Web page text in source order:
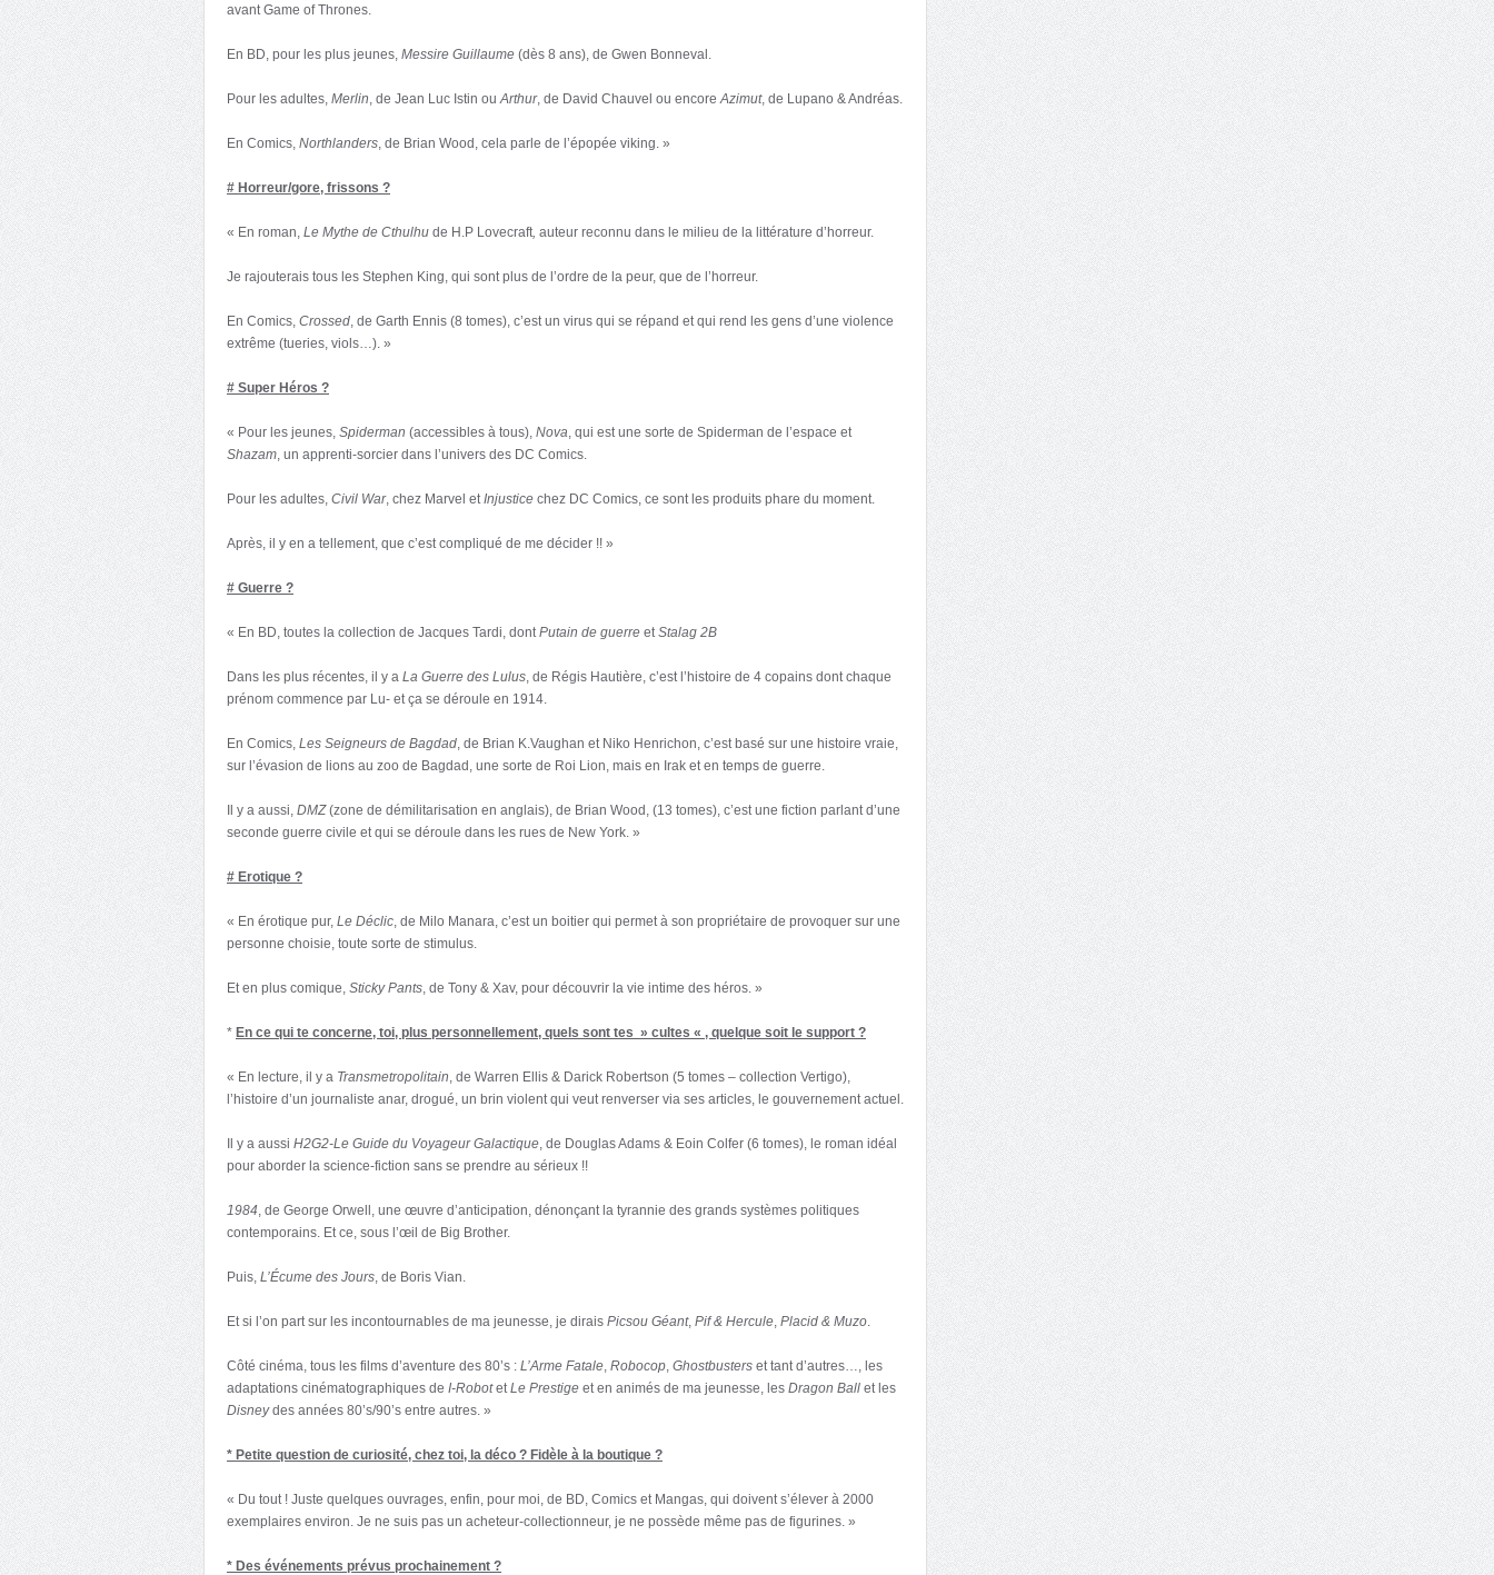
avant Game of Thrones.
En BD, pour les plus jeunes, Messire Guillaume (dès 8 ans), de Gwen Bonneval.
Pour les adultes, Merlin , de Jean Luc Istin ou Arthur, de David Chauvel ou encore Azimut, de Lupano & Andréas.
En Comics, Northlanders , de Brian Wood, cela parle de l’épopée viking. »
# Horreur/gore, frissons ?
« En roman, Le Mythe de Cthulhu de H.P Lovecraft auteur reconnu dans le milieu de la littérature d’horreur.
Je rajouterais tous les Stephen King, qui sont plus de l’ordre de la peur, que de l’horreur.
En Comics, Crossed , de Garth Ennis (8 tomes), c’est un virus qui se répand et qui rend les gens d’une violence
extrême (tueries, viols…). »
# Super Héros ?
« Pour les jeunes, Spiderman (accessibles à tous), Nova , qui est une sorte de Spiderman de l’espace et
Shazam , un apprenti-sorcier dans l’univers des DC Comics.
Pour les adultes, Civil War, chez Marvel et Injustice chez DC Comics, ce sont les produits phare du moment.
Après, il y en a tellement, que c’est compliqué de me décider !! »
# Guerre ?
« En BD, toutes la collection de Jacques Tardi, dont Putain de guerre et Stalag 2B
Dans les plus récentes, il y a La Guerre des Lulus , de Régis Hautière, c’est l’histoire de 4 copains dont chaque
prénom commence par Lu- et ça se déroule en 1914.
En Comics, Les Seigneurs de Bagdad , de Brian K.Vaughan et Niko Henrichon, c’est basé sur une histoire vraie,
sur l’évasion de lions au zoo de Bagdad, une sorte de Roi Lion, mais en Irak et en temps de guerre.
Il y a aussi, DMZ(zone de démilitarisation en anglais), de Brian Wood, (13 tomes), c’est une fiction parlant d’une
seconde guerre civile et qui se déroule dans les rues de New York. »
# Erotique ?
« En érotique pur, Le Déclic , de Milo Manara, c’est un boitier qui permet à son propriétaire de provoquer sur une
personne choisie, toute sorte de stimulus.
Et en plus comique, Sticky Pants , de Tony & Xav, pour découvrir la vie intime des héros. »
* En ce qui te concerne, toi, plus personnellement, quels sont tes » cultes « , quelque soit le support ?
« En lecture, il y a Transmetropolitain , de Warren Ellis & Darick Robertson (5 tomes – collection Vertigo),
l’histoire d’un journaliste anar, drogué, un brin violent qui veut renverser via ses articles, le gouvernement actuel.
Il y a aussi H2G2-Le Guide du Voyageur Galactique , de Douglas Adams & Eoin Colfer (6 tomes), le roman idéal
pour aborder la science-fiction sans se prendre au sérieux !!
1984 , de George Orwell, une œuvre d’anticipation, dénonçant la tyrannie des grands systèmes politiques
contemporains. Et ce, sous l’œil de Big Brother.
Puis, L’Écume des Jours , de Boris Vian.
Et si l’on part sur les incontournables de ma jeunesse, je dirais Picsou Géant, Pif & Hercule Placid & Muzo
Côté cinéma, tous les films d’aventure des 80’s : L’Arme Fatale Robocop Ghostbusters et tant d’autres…, les
adaptations cinématographiques de I-Robotet Le Prestige et en animés de ma jeunesse, les Dragon Ball et les
Disneydes années 80’s/90’s entre autres. »
* Petite question de curiosité, chez toi, la déco ? Fidèle à la boutique ?
« Du tout ! Juste quelques ouvrages, enfin, pour moi, de BD, Comics et Mangas, qui doivent s’élever à 2000
exemplaires environ. Je ne suis pas un acheteur-collectionneur, je ne possède même pas de figurines. »
* Des événements prévus prochainement ?